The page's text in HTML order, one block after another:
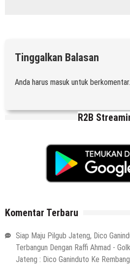
Tinggalkan Balasan
Anda harus masuk untuk berkomentar.
R2B
Komentar Terbaru
Siap Maju Pilgub Jateng, Dico
Terbangun Dengan Raffi Ahmad -
Jateng : Dico Ganinduto Ke